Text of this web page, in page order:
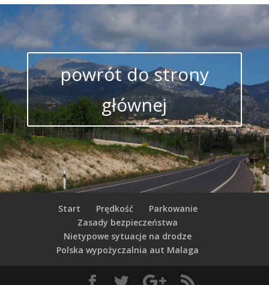
powrót do strony
głównej
Start Prędkość
Parkowanie
Zasady bezpieczeństwa
Nietypowe sytuacje na drodze
Polska wypożyczalnia aut Malaga